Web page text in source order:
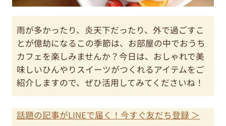
雨が多かったり、炎天下だったり、外で過ごすこ
とが億劫になるこの季節は、お部屋の中でおうち
カフェを楽しみませんか？今日は、おしゃれで美
味しいひんやりスイーツがつくれるアイテムをご
紹介しますので、ぜひ活用してみてくださいね！
話題の記事がLINEで届く！今すぐ友だち登録 ＞